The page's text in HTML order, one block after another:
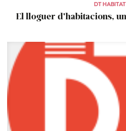
DT
El lloguer d'habitacions,